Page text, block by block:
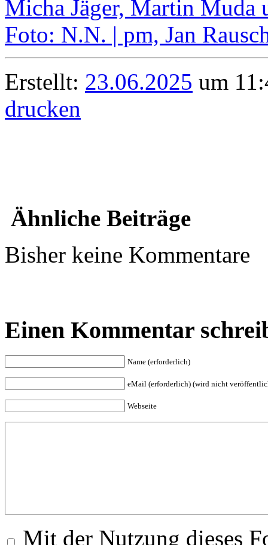
Erstellt: 23.06.2025 um
drucken
Ähnliche Beiträge
Bisher keine Kommentare
Einen Kommentar
Name (erforderlich)
eMail (erforderlich) (wird nicht
Webseite
Mit der Nutzung dieses